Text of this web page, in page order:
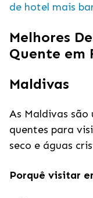
de hotel mais
Melhores
Quente em
Maldivas
As Maldivas são
quentes para
seco e águas
Porquê visitar